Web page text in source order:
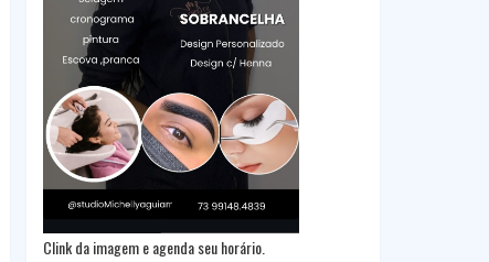
Clink da imagem e agenda seu horário.